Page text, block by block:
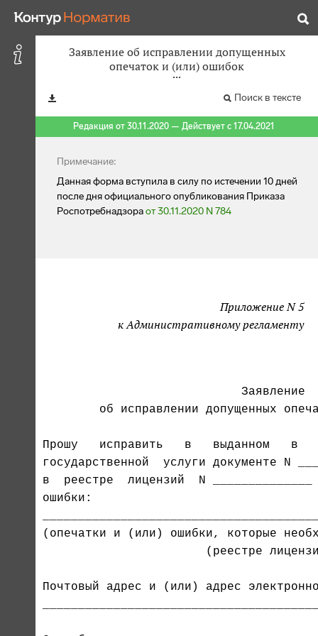
Заявление об исправлении допущенных
опечаток и (или) ошибок
Поиск в тексте
Редакция от 30.11.2020 — Действует с 17.04.2021
Примечание:
Данная форма вступила в силу по истечении 10 дней
после дня официального опубликования Приказа
Роспотребнадзораот 30.11.2020 N 784
Приложение N 5
к Административному регламенту
                            Заявление
об исправлении допущенных
Прошу   исправить   в   выданном   в
в  реестре  лицензий  N
ошибки:
(опечатки и (или) ошибки, которые
(реестре
Почтовый адрес и (или) адрес